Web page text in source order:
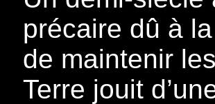
précaire dû à
de maintenir
Terre jouit